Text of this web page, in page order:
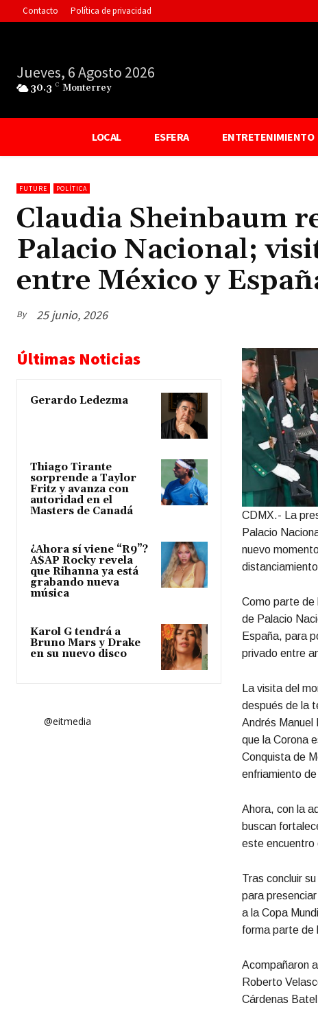
Contacto Política de privacidad
Jueves, 6 Agosto 2026
30.3 C Monterrey
LOCAL ESFERA ENTRETENIMIENTO
FUTURE POLÍTICA
Claudia Sheinbaum
Palacio Nacional;
entre México y
By 25 junio, 2026
Últimas Noticias
Gerardo Ledezma
Thiago Tirante
sorprende a Taylor
Fritz y avanza con
autoridad en el
Masters de Canadá
¿Ahora sí viene “R9”?
A$AP Rocky revela
que Rihanna ya está
grabando nueva
música
Karol G tendrá a
Bruno Mars y Drake
en su nuevo disco
@eitmedia
CDMX.- La
Palacio
nuevo
Como parte de
de Palacio
España, para
privado entre
La visita del
después de la
Andrés Manuel
que la Corona
Conquista de
enfriamiento
Ahora, con la
buscan
este encuentro
Tras concluir
para
a la Copa
forma parte de
Acompañaron
Roberto
Cárdenas